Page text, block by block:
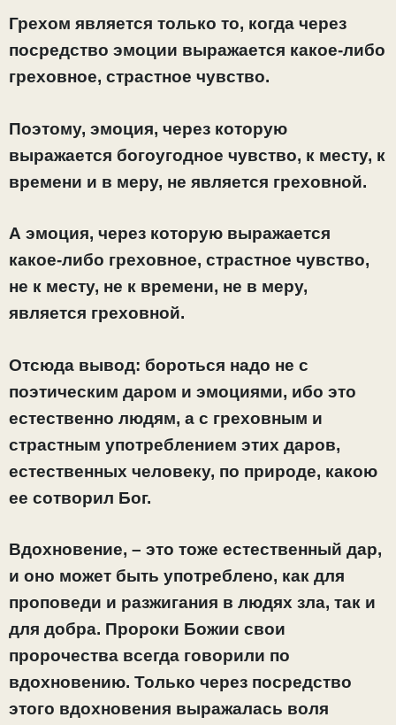
Грехом является только то, когда через
посредство эмоции выражается какое-либо
греховное, страстное чувство.
Поэтому, эмоция, через которую
выражается богоугодное чувство, к месту, к
времени и в меру, не является греховной.
А эмоция, через которую выражается
какое-либо греховное, страстное чувство,
не к месту, не к времени, не в меру,
является греховной.
Отсюда вывод: бороться надо не с
поэтическим даром и эмоциями, ибо это
естественно людям, а с греховным и
страстным употреблением этих даров,
естественных человеку, по природе, какою
ее сотворил Бог.
Вдохновение, – это тоже естественный дар,
и оно может быть употреблено, как для
проповеди и разжигания в людях зла, так и
для добра. Пророки Божии свои
пророчества всегда говорили по
вдохновению. Только через посредство
этого вдохновения выражалась воля